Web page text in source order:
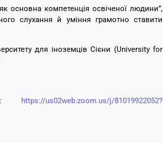
основна компетенція освіченої людини”,
слухання й уміння грамотно ставити
для іноземців Сієни (University for
https://us02web.zoom.us/j/81019922052?